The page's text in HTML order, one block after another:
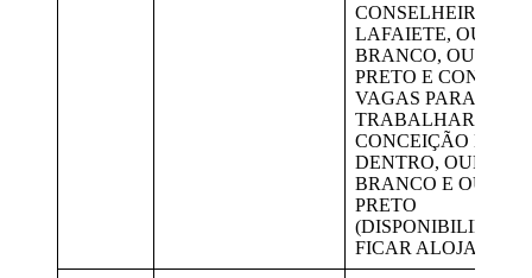
CONSELHEIRO
LAFAIETE, OURO
BRANCO, OURO
PRETO E
VAGAS PARA
TRABALHAR EM
CONCEIÇÃO DO
DENTRO, OURO
BRANCO E OURO
PRETO
(DISPONIBILIDADE
FICAR ALOJADO).